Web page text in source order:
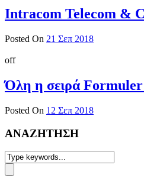
Intracom Telecom &
Posted On 21 Σεπ 2018
off
Όλη η σειρά
Posted On 12 Σεπ 2018
ΑΝΑΖΗΤΗΣΗ